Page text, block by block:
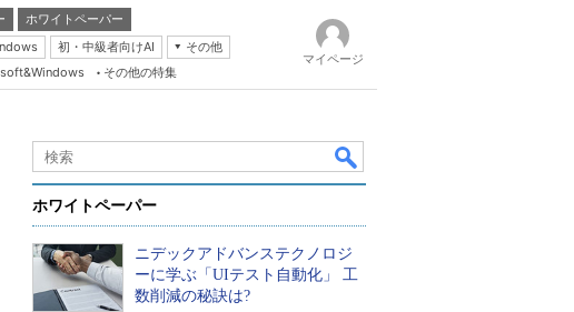
ホワイトペーパー
初・中級者向けAI
その他
Storage
Expert
その他の特集
マイページ
ホワイトペーパー
ニデックアドバンステクノロジ
ーに学ぶ「UIテスト自動化」 工
数削減の秘訣は?